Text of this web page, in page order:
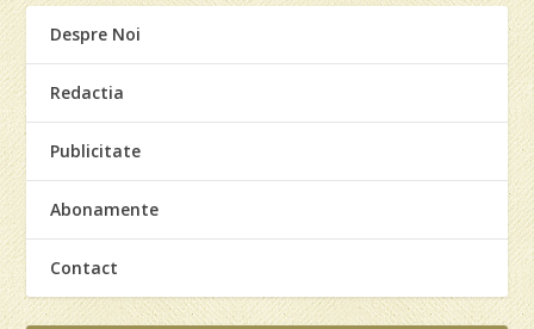
Despre Noi
Redactia
Publicitate
Abonamente
Contact